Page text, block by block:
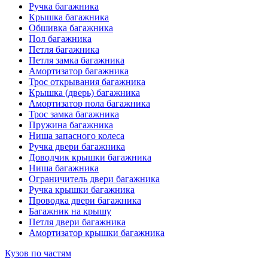
Ручка багажника
Крышка багажника
Обшивка багажника
Пол багажника
Петля багажника
Петля замка багажника
Амортизатор багажника
Трос открывания багажника
Крышка (дверь) багажника
Амортизатор пола багажника
Трос замка багажника
Пружина багажника
Ниша запасного колеса
Ручка двери багажника
Доводчик крышки багажника
Ниша багажника
Ограничитель двери багажника
Ручка крышки багажника
Проводка двери багажника
Багажник на крышу
Петля двери багажника
Амортизатор крышки багажника
Кузов по частям